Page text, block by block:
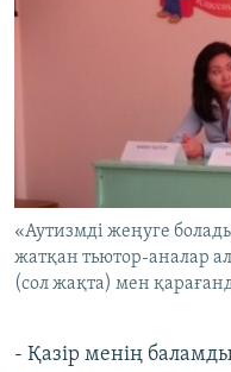
«Аутизмді жеңуге
жатқан тьютор-аналар
(сол жақта) мен
- Қазір менің